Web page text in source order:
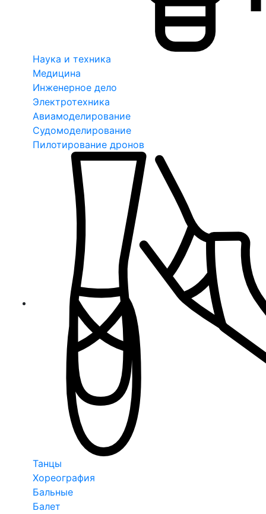
Наука и техника
Медицина
Инженерное дело
Электротехника
Авиамоделирование
Судомоделирование
Пилотирование дронов
Танцы
Хореография
Бальные
Балет